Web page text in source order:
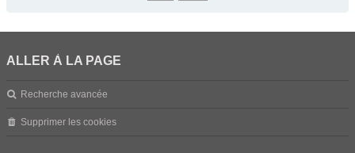
ALLER À LA PAGE
Recherche avancée
Supprimer les cookies